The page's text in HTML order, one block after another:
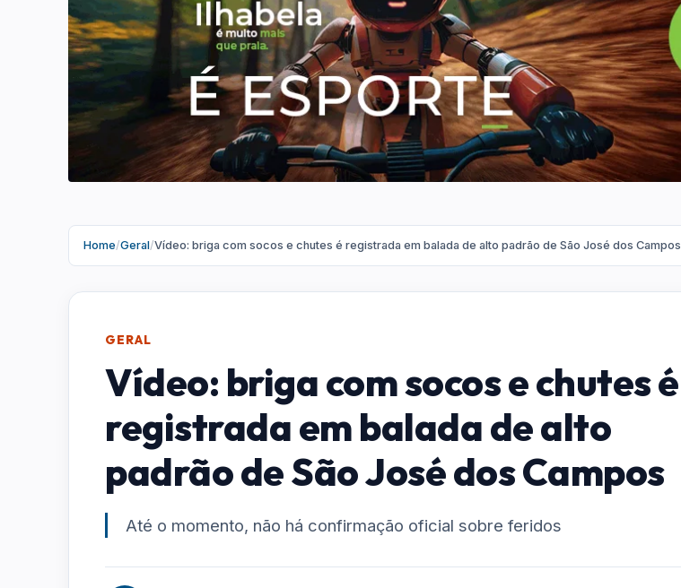
Home/Geral/Vídeo: briga com socos e chutes é registrada em balada de alto padrão de São José dos Campos
GERAL
Vídeo: briga com socos e chutes é
registrada em balada de alto
padrão de São José dos Campos
Até o momento, não há confirmação oficial sobre feridos